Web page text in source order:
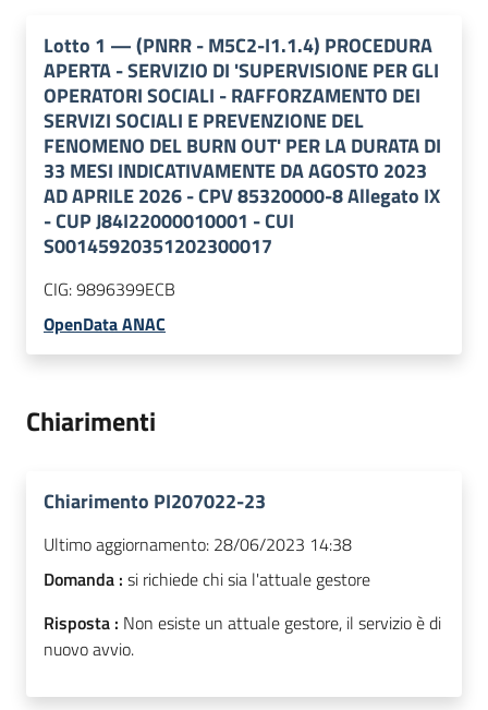
Lotto 1 —(PNRR - M5C2-I1.1.4) PROCEDURA
APERTA - SERVIZIO DI 'SUPERVISIONE PER GLI
OPERATORI SOCIALI - RAFFORZAMENTO DEI
SERVIZI SOCIALI E PREVENZIONE DEL
FENOMENO DEL BURN OUT' PER LA DURATA DI
33 MESI INDICATIVAMENTE DA AGOSTO 2023
AD APRILE 2026 - CPV 85320000-8 Allegato IX
- CUP J84I22000010001 - CUI
S00145920351202300017
CIG:9896399ECB
OpenData ANAC
Chiarimenti
Chiarimento PI207022-23
Ultimo aggiornamento: 28/06/2023 14:38
Domanda : si richiede chi sia l'attuale gestore
Risposta : Non esiste un attuale gestore, il servizio è di
nuovo avvio.